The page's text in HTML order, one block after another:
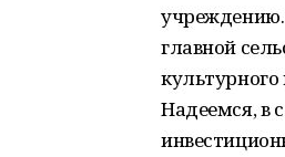
главной
культурного
Надеемся, в